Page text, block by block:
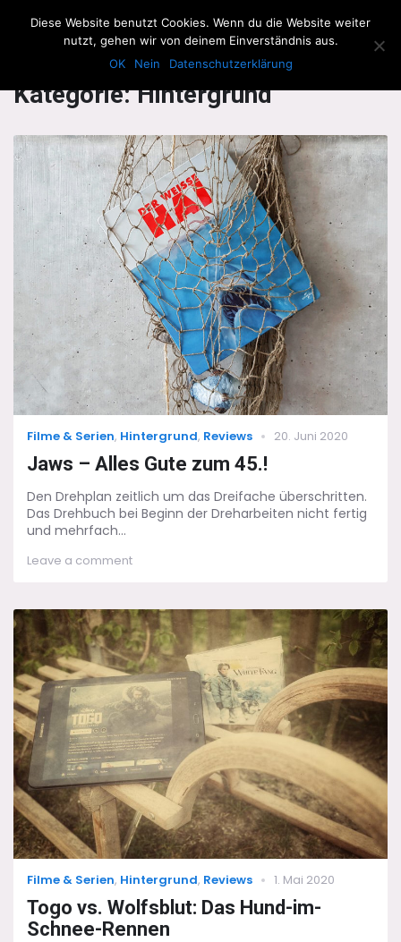
The Howling Men
Kategorie:Hintergrund
Categories
Filme & Serien, Hintergrund, Reviews
Posted
20. Juni 2020
Jaws – Alles Gute zum 45.!
Den Drehplan zeitlich um das Dreifache überschritten.
Das Drehbuch bei Beginn der Dreharbeiten nicht fertig
und mehrfach...
Leave a commenton
Alles
Gute
zum
45.!
Categories
Filme & Serien, Hintergrund, Reviews
Posted
on
1. Mai 2020
Togo vs. Wolfsblut: Das Hund-im-
Schnee-Rennen
Diese Website benutzt Cookies. Wenn du die Website weiter
nutzt, gehen wir von deinem Einverständnis aus.
OK
Nein Datenschutzerklärung